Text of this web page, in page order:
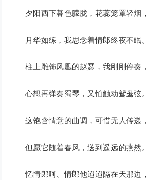
夕阳西下暮色朦胧，花蕊笼罩轻烟，
月华如练，我思念着情郎终夜不眠。
柱上雕饰凤凰的赵瑟，我刚刚停奏，
心想再弹奏蜀琴，又怕触动鸳鸯弦。
这饱含情意的曲调，可惜无人传递，
但愿它随着春风，送到遥远的燕然。
忆情郎呵、情郎他迢迢隔在天那边，